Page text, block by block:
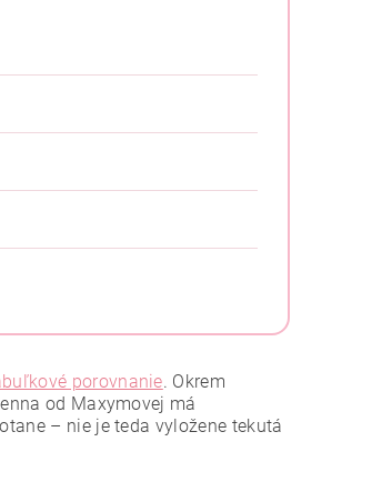
porovnanie. Okrem
od Maxymovej má
– nie je teda vyložene tekutá